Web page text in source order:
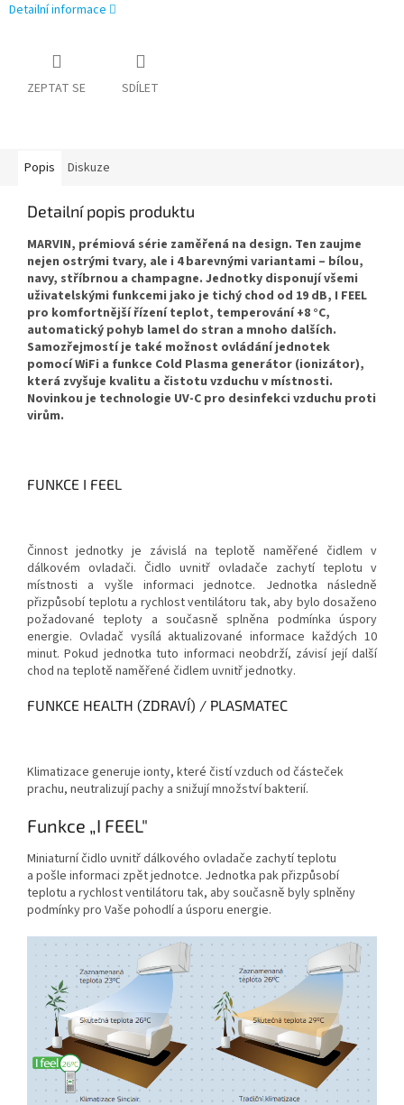
Detailní informace
ZEPTAT SE SDÍLET
Popis Diskuze
Detailní popis produktu
MARVIN, prémiová série zaměřená na design. Ten zaujme
nejen ostrými tvary, ale i 4 barevnými variantami – bílou,
navy, stříbrnou a champagne. Jednotky disponují všemi
uživatelskými funkcemi jako je tichý chod od 19 dB, I FEEL
pro komfortnější řízení teplot, temperování +8 °C,
automatický pohyb lamel do stran a mnoho dalších.
Samozřejmostí je také možnost ovládání jednotek
pomocí WiFi a funkce Cold Plasma generátor (ionizátor),
která zvyšuje kvalitu a čistotu vzduchu v místnosti.
Novinkou je technologie UV-C pro desinfekci vzduchu proti
virům.
FUNKCE I FEEL
Činnost jednotky je závislá na teplotě naměřené čidlem v
dálkovém ovladači. Čidlo uvnitř ovladače zachytí teplotu v
místnosti a vyšle informaci jednotce. Jednotka následně
přizpůsobí teplotu a rychlost ventilátoru tak, aby bylo dosaženo
požadované teploty a současně splněna podmínka úspory
energie. Ovladač vysílá aktualizované informace každých 10
minut. Pokud jednotka tuto informaci neobdrží, závisí její další
chod na teplotě naměřené čidlem uvnitř jednotky.
FUNKCE HEALTH (ZDRAVÍ) / PLASMATEC
Klimatizace generuje ionty, které čistí vzduch od částeček
prachu, neutralizují pachy a snižují množství bakterií.
Funkce „I FEEL"
Miniaturní čidlo uvnitř dálkového ovladače zachytí teplotu
a pošle informaci zpět jednotce. Jednotka pak přizpůsobí
teplotu a rychlost ventilátoru tak, aby současně byly splněny
podmínky pro Vaše pohodlí a úsporu energie.